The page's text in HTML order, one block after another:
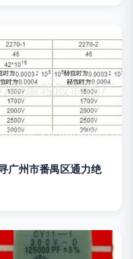
广州市番禺区通力绝